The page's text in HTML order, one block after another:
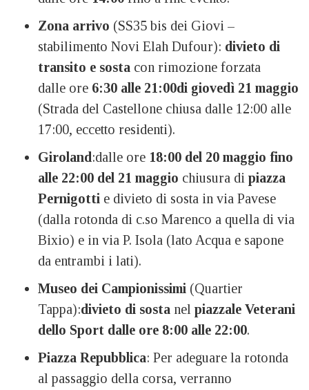
Zona arrivo (SS35 bis dei Giovi –
stabilimento Novi Elah Dufour): divieto di
transito e sosta con rimozione forzata
dalle ore 6:30 alle 21:00di giovedì 21 maggio
(Strada del Castellone chiusa dalle 12:00 alle
17:00, eccetto residenti).
Giroland :dalle ore 18:00 del 20 maggio fino
alle 22:00 del 21 maggio chiusura di piazza
Pernigotti e divieto di sosta in via Pavese
(dalla rotonda di c.so Marenco a quella di via
Bixio) e in via P. Isola (lato Acqua e sapone
da entrambi i lati).
Museo dei Campionissimi (Quartier
Tappa):divieto di sosta nel piazzale Veterani
dello Sport dalle ore 8:00 alle 22:00.
Piazza Repubblica: Per adeguare la rotonda
al passaggio della corsa, verranno